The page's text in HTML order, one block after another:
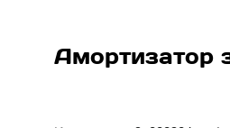
Амортизатор